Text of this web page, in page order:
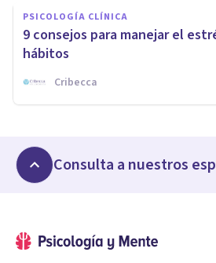
PSICOLOGÍA CLÍNICA
9 consejos para manejar el
hábitos
Cribecca
Consulta a nuestros